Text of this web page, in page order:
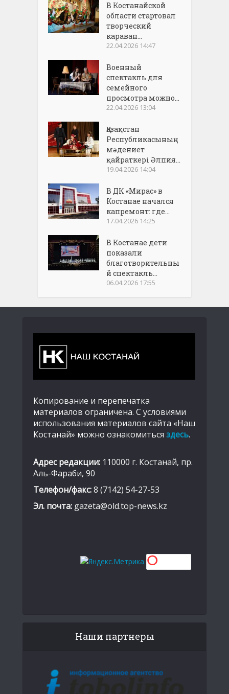
В Костанайской
области стартовал
творческий
караван...
22.04.2026 14:47
Военный
спектакль для
семейного
просмотра можно...
22.04.2026 13:04
Қазақстан
Республикасының
мәдениет
қайраткері Әлпия...
19.04.2026 14:04
В ДК «Мирас» в
Костанае начался
капремонт: где...
17.04.2026 14:25
В Костанае дети
показали
благотворительны
й спектакль...
06.04.2026 17:55
Копирование и перепечатка
материалов ограничена. С условиями
использования материалов сайта «Наш
Костанай» можно ознакомиться здесь.
Адрес редакции: 110000 г. Костанай, пр.
Аль-Фараби, 90
Телефон/факс:8 (7142) 54-27-53
Эл. почта: gazeta@old.top-news.kz
Наши партнеры